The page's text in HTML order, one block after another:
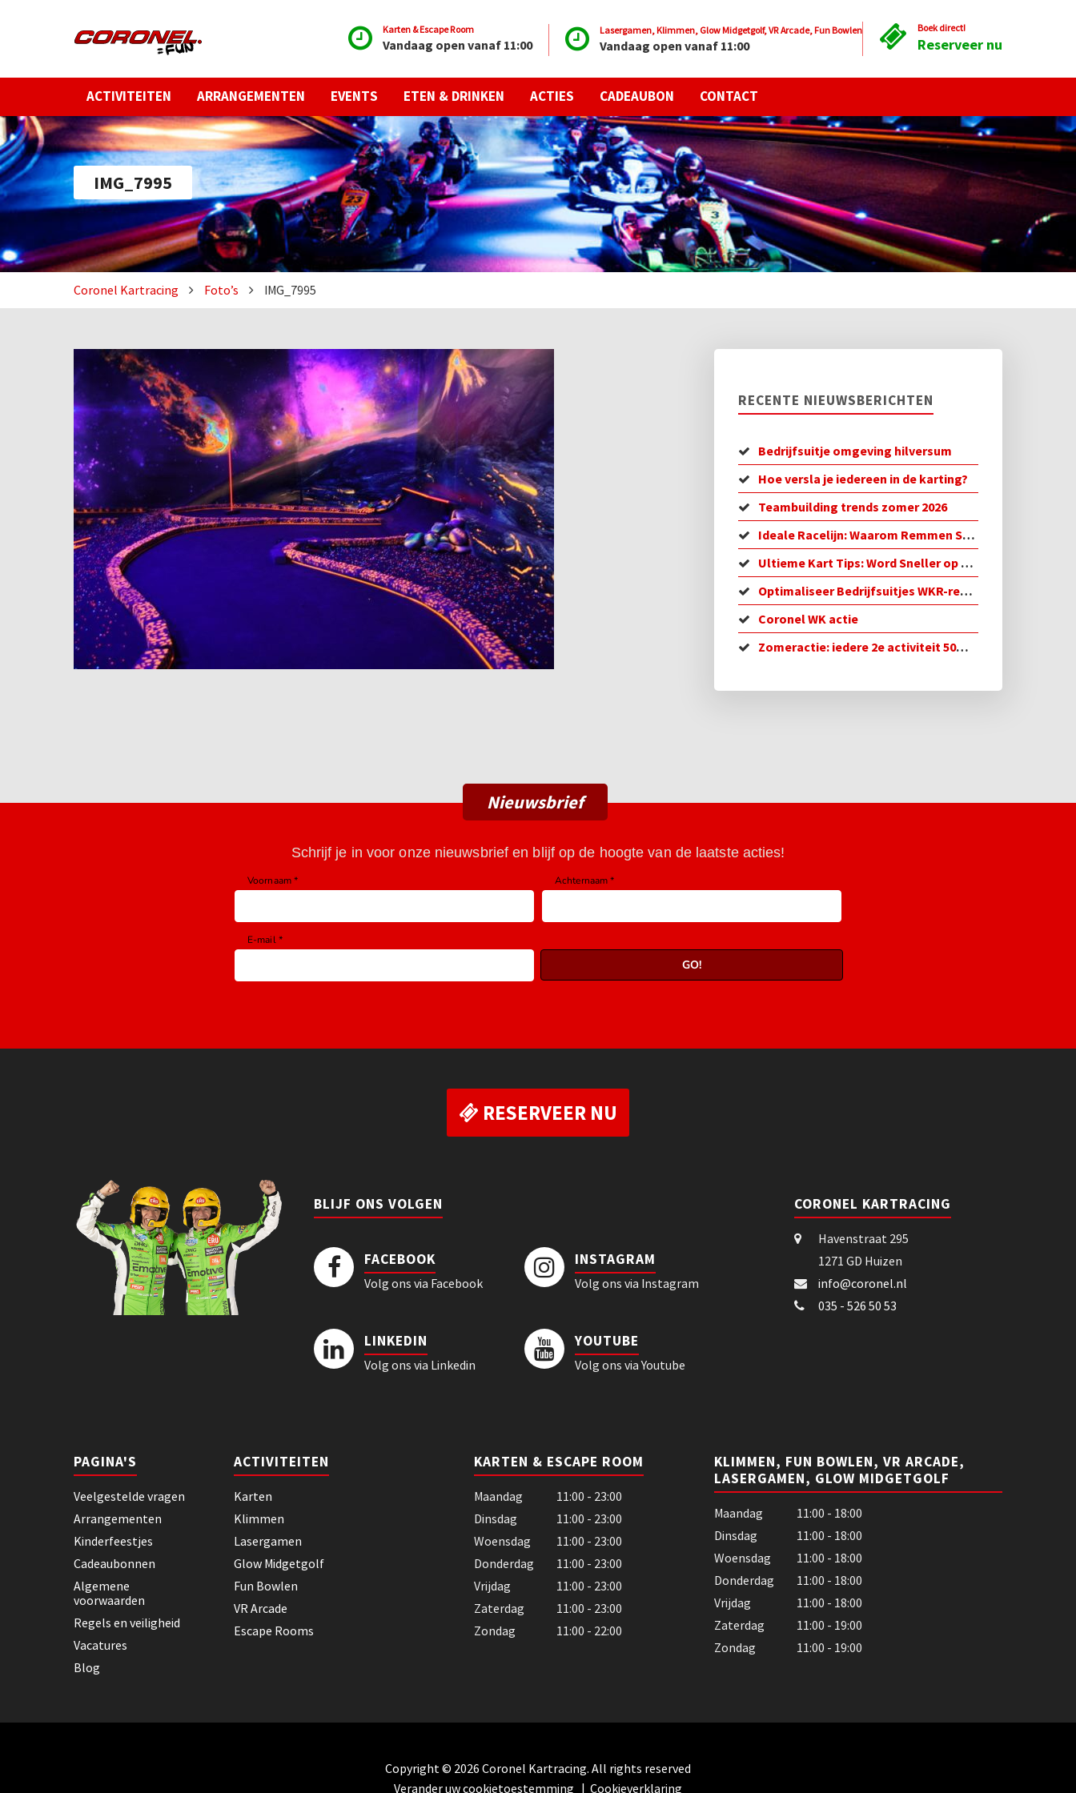
Karten & Escape Room
Vandaag open vanaf 11:00
Lasergamen, Klimmen, Glow Midgetgolf, VR Arcade, Fun Bowlen
Vandaag open vanaf 11:00
Boek direct!
Reserveer nu
ACTIVITEITEN ARRANGEMENTEN EVENTS ETEN & DRINKEN ACTIES CADEAUBON CONTACT
IMG_7995
Coronel Kartracing Foto’s IMG_7995
RECENTE NIEUWSBERICHTEN
Bedrijfsuitje omgeving hilversum
Hoe versla je iedereen in de karting?
Teambuilding trends zomer 2026
Ideale Racelijn: Waarom Remmen Sneller is
Ultieme Kart Tips: Word Sneller op de Baan!
Optimaliseer Bedrijfsuitjes WKR-regeling in 2026
Coronel WK actie
Zomeractie: iedere 2e activiteit 50% korting
Nieuwsbrief
RESERVEER NU
BLIJF ONS VOLGEN
FACEBOOK
Volg ons via Facebook
INSTAGRAM
Volg ons via Instagram
LINKEDIN
Volg ons via Linkedin
YOUTUBE
Volg ons via Youtube
CORONEL KARTRACING
Havenstraat 295
1271 GD Huizen
info@coronel.nl
035 - 526 50 53
PAGINA'S
Veelgestelde vragen
Arrangementen
Kinderfeestjes
Cadeaubonnen
Algemene
voorwaarden
Regels en veiligheid
Vacatures
Blog
ACTIVITEITEN
Karten
Klimmen
Lasergamen
Glow Midgetgolf
Fun Bowlen
VR Arcade
Escape Rooms
KARTEN & ESCAPE ROOM
Maandag
11:00 - 23:00
Dinsdag
11:00 - 23:00
Woensdag
11:00 - 23:00
Donderdag
11:00 - 23:00
Vrijdag
11:00 - 23:00
Zaterdag
11:00 - 23:00
Zondag
11:00 - 22:00
KLIMMEN, FUN BOWLEN, VR ARCADE,
LASERGAMEN, GLOW MIDGETGOLF
Maandag
11:00 - 18:00
Dinsdag
11:00 - 18:00
Woensdag
11:00 - 18:00
Donderdag
11:00 - 18:00
Vrijdag
11:00 - 18:00
Zaterdag
11:00 - 19:00
Zondag
11:00 - 19:00
Copyright © 2026 Coronel Kartracing. All rights reserved
Verander uw cookietoestemming | Cookieverklaring